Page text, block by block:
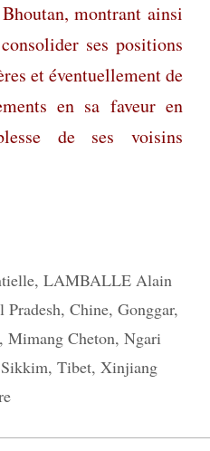
montrant ainsi
ses positions
et éventuellement de
en sa faveur en
de ses voisins
, LAMBALLE Alain
Pradesh, Chine, Gonggar,
, Mimang Cheton, Ngari
Sikkim, Tibet, Xinjiang